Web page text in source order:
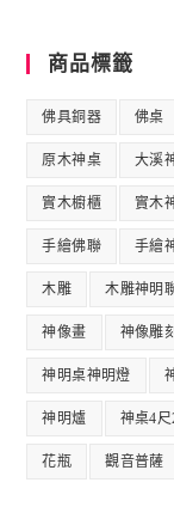
商品標籤
佛具銅器 佛桌
原木神桌 大溪
實木櫥櫃 實木
手繪佛聯 手繪
木雕 木雕神明
神像畫 神像雕刻
神明桌神明燈
神明爐 神桌4尺
花瓶 觀音普薩